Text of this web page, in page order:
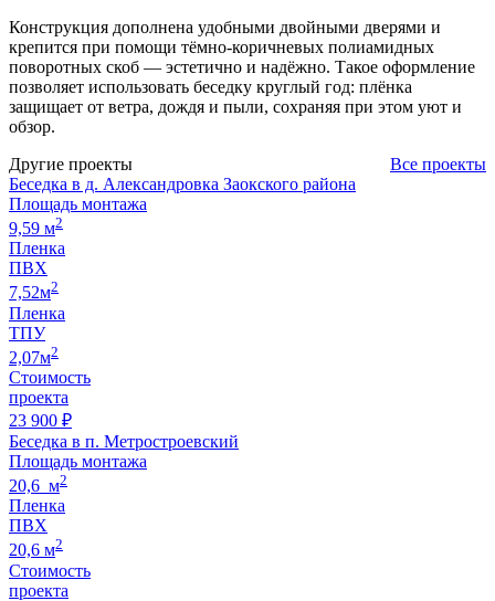
Конструкция дополнена удобными двойными дверями и
крепится при помощи тёмно-коричневых полиамидных
поворотных скоб — эстетично и надёжно. Такое оформление
позволяет использовать беседку круглый год: плёнка
защищает от ветра, дождя и пыли, сохраняя при этом уют и
обзор.
Другие проекты
Все проекты
Беседка в д. Александровка Заокского района
Площадь монтажа
9,59 м2
Пленка
ПВХ
7,52м2
Пленка
ТПУ
2,07м2
Стоимость
проекта
23 900 ₽
Беседка в п. Метростроевский
Площадь монтажа
20,6 м2
Пленка
ПВХ
20,6 м2
Стоимость
проекта